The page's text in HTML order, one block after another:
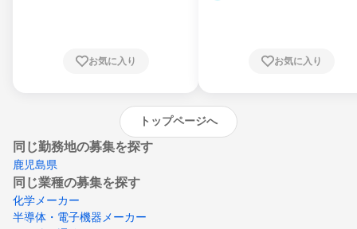
崎県、熊本県、大分県、宮崎県、鹿児島県、
お気に入り お気に入り
トップページへ
同じ勤務地の募集を探す
鹿児島県
同じ業種の募集を探す
化学メーカー
半導体・電子機器メーカー